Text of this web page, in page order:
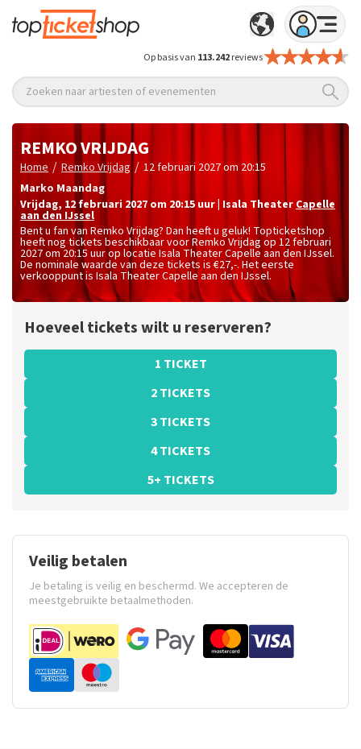
Op basis van 113.242reviews
Zoeken naar artiesten of evenementen
REMKO VRIJDAG
Home / Remko Vrijdag / 12 februari 2027 om 20:15
Marko Maandag
vrijdag, 12 februari 2027 om 20:15 uur Isala TheaterCapelle
aan den IJssel
Bent u fan van Remko Vrijdag? Dan heeft u geluk! Topticketshop
heeft nog tickets beschikbaar voor Remko Vrijdag op 12 februari
2027 om 20:15 uur op locatie Isala Theater Capelle aan den IJssel.
De nominale waarde van deze tickets is €27,-. Het eerste
verkooppunt is Isala Theater Capelle aan den IJssel.
Hoeveel tickets wilt u reserveren?
1 TICKET
2 TICKETS
3 TICKETS
4 TICKETS
5+ TICKETS
Veilig betalen
Je betaling is veilig en beschermd. We accepteren de
meestgebruikte betaalmethoden.